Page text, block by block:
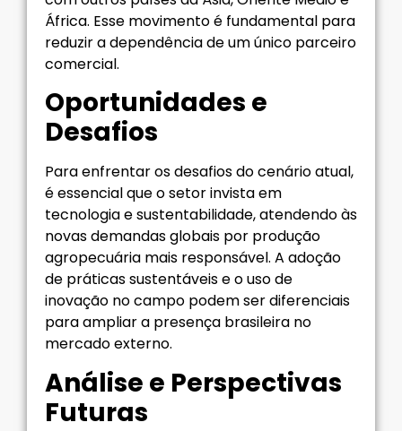
África. Esse movimento é fundamental para
reduzir a dependência de um único parceiro
comercial.
Oportunidades e
Desafios
Para enfrentar os desafios do cenário atual,
é essencial que o setor invista em
tecnologia e sustentabilidade, atendendo às
novas demandas globais por produção
agropecuária mais responsável. A adoção
de práticas sustentáveis e o uso de
inovação no campo podem ser diferenciais
para ampliar a presença brasileira no
mercado externo.
Análise e Perspectivas
Futuras